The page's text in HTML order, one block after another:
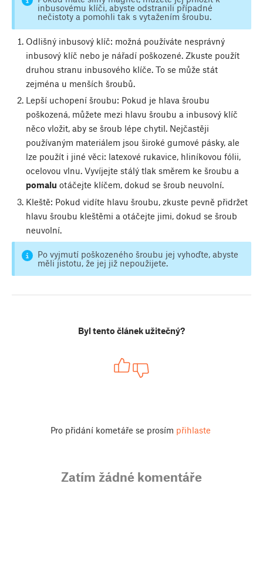
inbusovému klíči, abyste odstranili případné
nečistoty a pomohli tak s vytažením šroubu.
Odlišný inbusový klíč: možná používáte nesprávný
inbusový klíč nebo je nářadí poškozené. Zkuste použít
druhou stranu inbusového klíče. To se může stát
zejména u menších šroubů.
Lepší uchopení šroubu: Pokud je hlava šroubu
poškozená, můžete mezi hlavu šroubu a inbusový klíč
něco vložit, aby se šroub lépe chytil. Nejčastěji
používaným materiálem jsou široké gumové pásky, ale
lze použít i jiné věci: latexové rukavice, hliníkovou fólii,
ocelovou vlnu. Vyvíjejte stálý tlak směrem ke šroubu a
pomalu otáčejte klíčem, dokud se šroub neuvolní.
Kleště: Pokud vidíte hlavu šroubu, zkuste pevně přidržet
hlavu šroubu kleštěmi a otáčejte jimi, dokud se šroub
neuvolní.
Po vyjmutí poškozeného šroubu jej vyhoďte, abyste
měli jistotu, že jej již nepoužijete.
Byl tento článek užitečný?
Pro přidání kometáře se prosím přihlaste
Zatím žádné komentáře